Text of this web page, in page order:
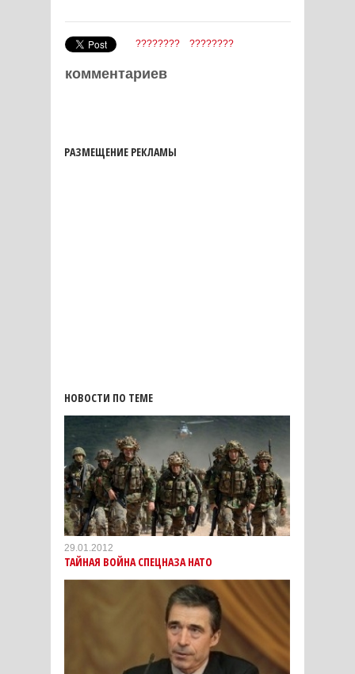
???????? ????????
комментариев
РАЗМЕЩЕНИЕ РЕКЛАМЫ
НОВОСТИ ПО ТЕМЕ
29.01.2012
ТАЙНАЯ ВОЙНА СПЕЦНАЗА НАТО